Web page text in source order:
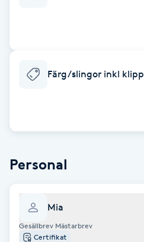
Cryoterapi
Färg/slingor inkl klipp
Personal
Mia
Gesällbrev Mästarbrev
Certifikat